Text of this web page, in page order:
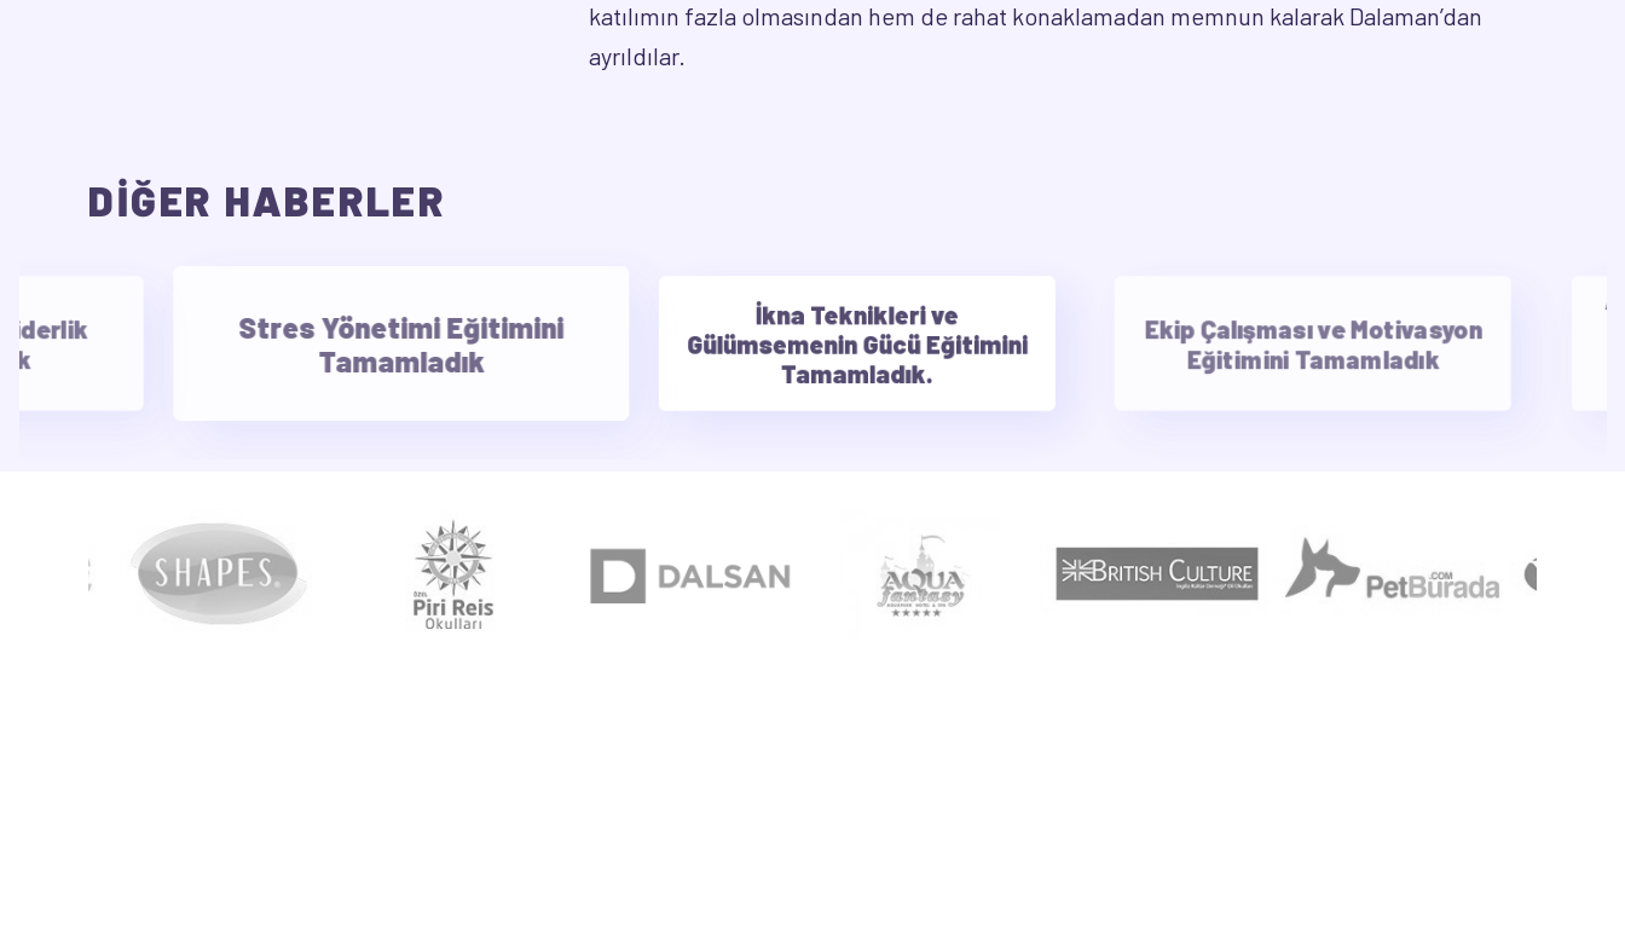
katılımın fazla olmasından hem de rahat konaklamadan memnun kalarak Dalaman’dan
ayrıldılar.
DİĞER HABERLER
Stres Yönetimi Eğitimini
Tamamladık
İkna Teknikleri ve
Gülümsemenin Gücü Eğitimini
Tamamladık.
Ekip Çalışması ve Motivasyon
Eğitimini Tamamladık